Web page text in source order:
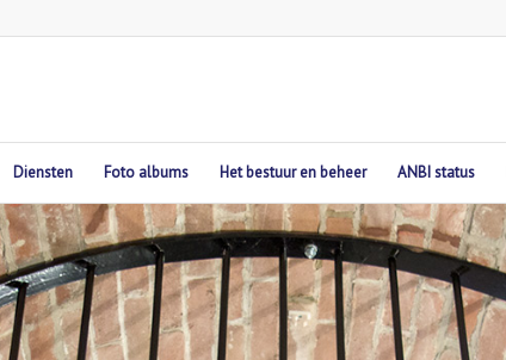
Diensten Foto albums Het bestuur en beheer ANBI status